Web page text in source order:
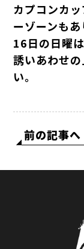
カプコンカ
ーゾーンもあ
16日の日曜
誘いあわせ
い。
前の記事へ